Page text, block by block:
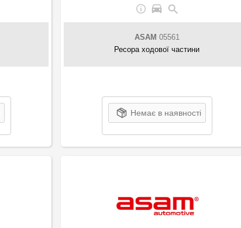
ASAM 05561
Ресора ходової частини
Немає в наявності